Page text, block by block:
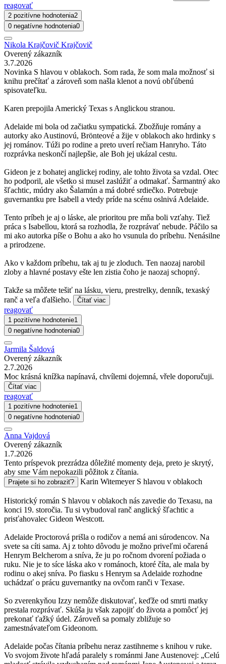
reagovať
2 pozitívne hodnotenia2
0 negatívne hodnotenia0
Nikola Krajčovič Krajčovič
Overený zákazník
3.7.2026
Novinka S hlavou v oblakoch. Som rada, že som mala možnosť si
knihu prečítať a zároveň som našla klenot a novú obľúbenú
spisovateľku.
Karen prepojila Americký Texas s Anglickou stranou.
Adelaide mi bola od začiatku sympatická. Zbožňuje romány a
autorky ako Austinovú, Brönteové a žije v oblakoch ako hrdinky s
jej románov. Túži po rodine a preto uverí rečiam Hanryho. Táto
rozprávka neskončí najlepšie, ale Boh jej ukázal cestu.
Gideon je z bohatej anglickej rodiny, ale tohto života sa vzdal. Otec
ho podporil, ale všetko si musel zaslúžiť a odmakať. Šarmantný ako
šľachtic, múdry ako Šalamún a má dobré srdiečko. Potrebuje
guvernantku pre Isabell a vtedy príde na scénu oslnivá Adelaide.
Tento príbeh je aj o láske, ale prioritou pre mňa boli vzťahy. Tiež
práca s Isabellou, ktorá sa rozhodla, že rozprávať nebude. Páčilo sa
mi ako autorka píše o Bohu a ako ho vsunula do príbehu. Nenásilne
a prirodzene.
Ako v každom príbehu, tak aj tu je zloduch. Ten naozaj narobil
zloby a hlavné postavy ešte len zistia čoho je naozaj schopný.
Takže sa môžete tešiť na lásku, vieru, prestrelky, denník, texaský
ranč a veľa ďalšieho.
Čítať viac
reagovať
1 pozitívne hodnotenie1
0 negatívne hodnotenia0
Jarmila Šaldová
Overený zákazník
2.7.2026
Moc krásná knížka napínavá, chvílemi dojemná, vřele doporučuji.
Čítať viac
reagovať
1 pozitívne hodnotenie1
0 negatívne hodnotenia0
Anna Vajdová
Overený zákazník
1.7.2026
Tento príspevok prezrádza dôležité momenty deja, preto je skrytý,
aby sme Vám nepokazili pôžitok z čítania.
Prajete si ho zobraziť? Karin Witemeyer S hlavou v oblakoch
Historický román S hlavou v oblakoch nás zavedie do Texasu, na
konci 19. storočia. Tu si vybudoval ranč anglický šľachtic a
prisťahovalec Gideon Westcott.
Adelaide Proctorová prišla o rodičov a nemá ani súrodencov. Na
svete sa cíti sama. Aj z tohto dôvodu je možno priveľmi očarená
Henrym Belcherom a sníva, že ju po ročnom dvorení požiada o
ruku. Nie je to síce láska ako v románoch, ktoré číta, ale mala by
rodinu o akej sníva. Po fiasku s Henrym sa Adelaide rozhodne
uchádzať o prácu guvernantky na ovčom ranči v Texase.
So zverenkyňou Izzy nemôže diskutovať, keďže od smrti matky
prestala rozprávať. Skúša ju však zapojiť do života a pomôcť jej
prekonať ťažký údel. Zároveň sa pomaly zbližuje so
zamestnávateľom Gideonom.
Adelaide počas čítania príbehu neraz zastihneme s knihou v ruke.
Vo svojom živote hľadá paralely s románmi Jane Austenovej: „Celú